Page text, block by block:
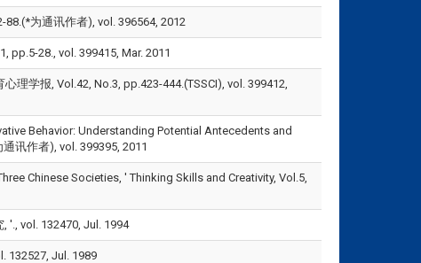
为通讯作者), vol. 396564, 2012
pp.5-28., vol. 399415, Mar. 2011
理学报, Vol.42, No.3, pp.423-444.(TSSCI), vol. 399412,
Behavior: Understanding Potential Antecedents and
讯作者), vol. 399395, 2011
Chinese Societies, ' Thinking Skills and Creativity, Vol.5,
'., vol. 132470, Jul. 1994
132527, Jul. 1989